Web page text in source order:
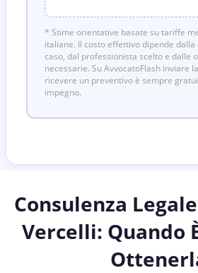
* Stime orientative basate su tariffe
italiane. Il costo effettivo dipende dalla
caso, dal professionista scelto e dalle
necessarie. Su AvvocatoFlash inviare
ricevere un preventivo è sempre
impegno.
Consulenza
Vercelli: Quando